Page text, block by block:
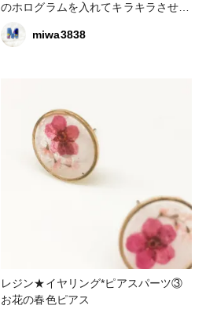
のホログラムを入れてキラキラさせて
みました✨ パステルカラーで春っぽい
😊 ヘアゴムにしようと思ってます。
miwa3838
レジン★イヤリング*ピアスパーツ③
お花の春色ピアス